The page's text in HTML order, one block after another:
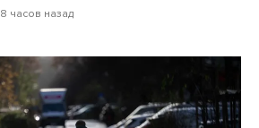
8 часов назад